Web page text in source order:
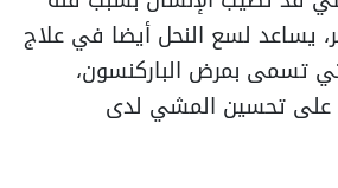
يساعد لسع النحل أيضا في علاج
تسمى بمرض الباركنسون،
على تحسين المشي لدى